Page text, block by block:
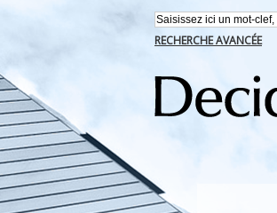
RECHERCHE AVANCÉE